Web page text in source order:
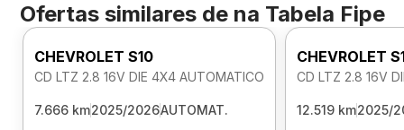
Ofertas similares de na Tabela Fipe
CHEVROLET S10
CD LTZ 2.8 16V DIE 4X4 AUTOMATICO
7.666 km2025/2026AUTOMAT.
CHEVROLET
CD LTZ 2.8 16V
12.519 km2025/